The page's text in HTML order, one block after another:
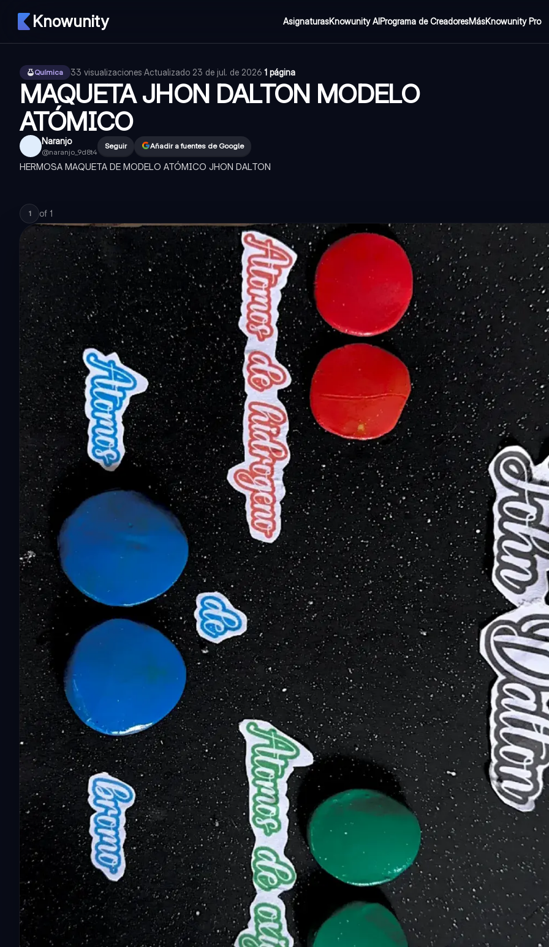
Knowunity AsignaturasKnowunity AIPrograma de CreadoresMásKnowunity Pro
Química 33 visualizaciones·Actualizado 23 de jul. de 2026·1 página
MAQUETA JHON DALTON MODELO
ATÓMICO
Naranjo
@naranjo_9d8t4
Seguir Añadir a fuentes de Google
HERMOSA MAQUETA DE MODELO ATÓMICO JHON DALTON
1 of 1